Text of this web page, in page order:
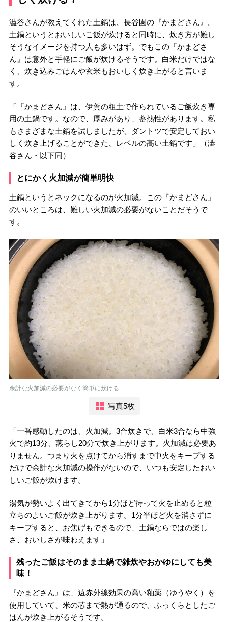
澁谷さんが教えてくれた土鍋は、長谷園の『かまどさん』。
土鍋というとおいしいご飯が炊けると同時に、炊き方が難し
そうなイメージを持つ人も多いはず。でもこの『かまどさ
ん』は意外と手軽にご飯が炊けるそうです。白米だけではな
く、炊き込みごはんや玄米もおいしく炊き上がると言いま
す。
「『かまどさん』は、伊賀の粗土で作られているご飯炊き専
用の土鍋です。なので、厚みがあり、蓄熱性があります。私
もさまざまな土鍋を試しましたが、ダントツで安定しておい
しく炊き上げることができた、レベルの高い土鍋です」（澁
谷さん・以下同）
とにかく火加減が簡単明快
土鍋というとネックになるのが火加減。この『かまどさん』
のいいところは、難しい火加減の必要がないことだそうで
す。
余計な火加減の必要がなく簡単に炊ける
写真5枚
「一番感動したのは、火加減。3合炊きで、白米3合なら中強
火で約13分、蒸らし20分で炊き上がります。火加減は必要あ
りません。つまり火を点けてから消すまで中火をキープする
だけで余計な火加減の操作がないので、いつも安定したおい
しいご飯が炊けます。
湯気が勢いよく出てきてから1分ほど待って火を止めると粒
立ちのよいご飯が炊き上がります。1分半ほど火を消さずに
キープすると、お焦げもできるので、土鍋ならではの楽し
さ、おいしさが味わえます」
残ったご飯はそのまま土鍋で雑炊やおかゆにしても美
味！
『かまどさん』は、遠赤外線効果の高い釉薬（ゆうやく）を
使用していて、米の芯まで熱が通るので、ふっくらとしたご
はんが炊き上がるそうです。